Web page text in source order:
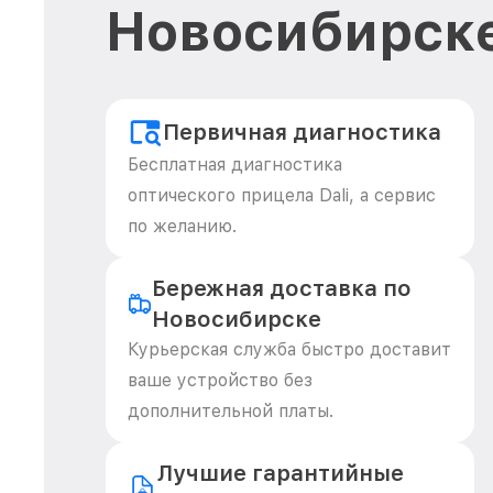
Первичная диагностика
Бесплатная диагностика
оптического прицела Dali, а сервис
по желанию.
Бережная доставка по
Новосибирске
Курьерская служба быстро доставит
ваше устройство без
дополнительной платы.
Лучшие гарантийные